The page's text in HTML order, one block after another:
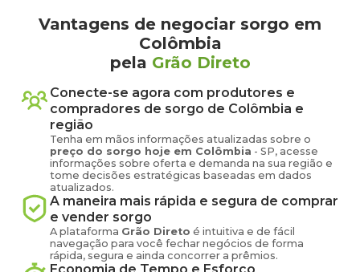
Vantagens de negociar sorgo em
Colômbia
pela Grão Direto
Conecte-se agora com produtores e
compradores de sorgo de Colômbia e
região
Tenha em mãos informações atualizadas sobre o
preço do sorgo hoje em Colômbia - SP, acesse
informações sobre oferta e demanda na sua região e
tome decisões estratégicas baseadas em dados
atualizados.
A maneira mais rápida e segura de comprar
e vender sorgo
A plataforma Grão Direto é intuitiva e de fácil
navegação para você fechar negócios de forma
rápida, segura e ainda concorrer a prêmios.